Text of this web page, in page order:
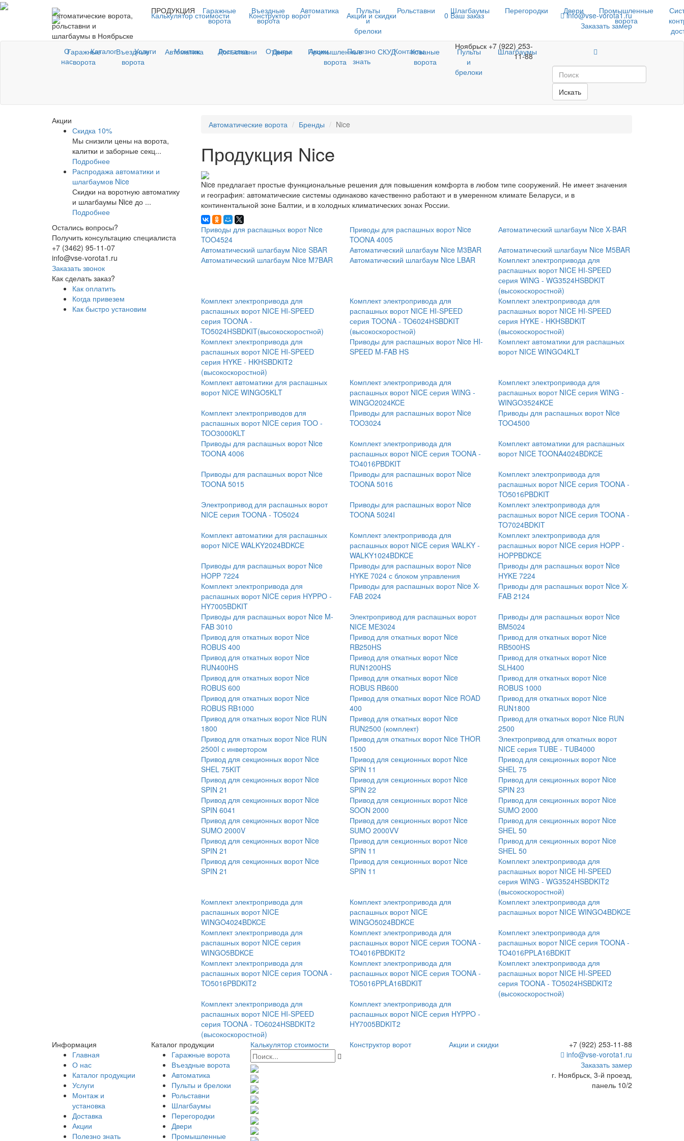
ПРОДУКЦИЯ
Гаражные
ворота
Въездные
ворота
Автоматика
Пульты
и
брелоки
Рольставни Шлагбаумы Перегородки Двери
Промышленные
ворота
О
нас
Каталог Услуги Монтаж Доставка Отзывы Акции
Полезно
знать
Контакты Ноябрьск +7 (922) 253-
11-88
Автоматические ворота,
рольставни и
шлагбаумы в Ноябрьске
Калькулятор стоимости Конструктор ворот Акции и скидки 0 Ваш заказ
info@vse-vorota1.ru
Заказать замер
Гаражные
ворота
Въездные
ворота
Автоматика Рольставни Двери
Промышленные
ворота
СКУД
Кованые
ворота
Пульты
и
брелоки
Шлагбаумы
Искать
Автоматические ворота Бренды Nice
Продукция Nice
Nice предлагает простые функциональные решения для повышения комфорта в любом типе сооружений. Не имеет значения
и география: автоматические системы одинаково качественно работают и в умеренном климате Беларуси, и в
континентальной зоне Балтии, и в холодных климатических зонах России.
Приводы для распашных ворот Nice
TOO4524
Приводы для распашных ворот Nice
TOONA 4005
Автоматический шлагбаум Nice X-BAR
Автоматический шлагбаум Nice SBAR
Автоматический шлагбаум Nice M3BAR
Автоматический шлагбаум Nice M5BAR
Автоматический шлагбаум Nice M7BAR
Автоматический шлагбаум Nice LBAR
Комплект электропривода для
распашных ворот NICE HI-SPEED
серия WING - WG3524HSBDKIT
(высокоскоростной)
Комплект электропривода для
распашных ворот NICE HI-SPEED
серия TOONA -
TO5024HSBDKIT(высокоскоростной)
Комплект электропривода для
распашных ворот NICE HI-SPEED
серия TOONA - TO6024HSBDKIT
(высокоскоростной)
Комплект электропривода для
распашных ворот NICE HI-SPEED
серия HYKE - HKHSBDKIT
(высокоскоростной)
Комплект электропривода для
распашных ворот NICE HI-SPEED
серия HYKE - HKHSBDKIT2
(высокоскоростной)
Приводы для распашных ворот Nice HI-
SPEED M-FAB HS
Комплект автоматики для распашных
ворот NICE WINGO4KLT
Комплект автоматики для распашных
ворот NICE WINGO5KLT
Комплект электропривода для
распашных ворот NICE серия WING -
WINGO2024KCE
Комплект электропривода для
распашных ворот NICE серия WING -
WINGO3524KCE
Комплект электроприводов для
распашных ворот NICE серия TOO -
TOO3000KLT
Приводы для распашных ворот Nice
TOO3024
Приводы для распашных ворот Nice
TOO4500
Приводы для распашных ворот Nice
TOONA 4006
Комплект электропривода для
распашных ворот NICE серия TOONA -
TO4016PBDKIT
Комплект автоматики для распашных
ворот NICE TOONA4024BDKCE
Приводы для распашных ворот Nice
TOONA 5015
Приводы для распашных ворот Nice
TOONA 5016
Комплект электропривода для
распашных ворот NICE серия TOONA -
TO5016PBDKIT
Электропривод для распашных ворот
NICE серия TOONA - TO5024
Приводы для распашных ворот Nice
TOONA 5024I
Комплект электропривода для
распашных ворот NICE серия TOONA -
TO7024BDKIT
Комплект автоматики для распашных
ворот NICE WALKY2024BDKCE
Комплект электропривода для
распашных ворот NICE серия WALKY -
WALKY1024BDKCE
Комплект электропривода для
распашных ворот NICE серия HOPP -
HOPPBDKCE
Приводы для распашных ворот Nice
HOPP 7224
Приводы для распашных ворот Nice
HYKE 7024 с блоком управления
Приводы для распашных ворот Nice
HYKE 7224
Комплект электропривода для
распашных ворот NICE серия HYPPO -
HY7005BDKIT
Приводы для распашных ворот Nice X-
FAB 2024
Приводы для распашных ворот Nice X-
FAB 2124
Приводы для распашных ворот Nice M-
FAB 3010
Электропривод для распашных ворот
NICE ME3024
Приводы для распашных ворот Nice
BM5024
Привод для откатных ворот Nice
ROBUS 400
Привод для откатных ворот Nice
RB250HS
Привод для откатных ворот Nice
RB500HS
Привод для откатных ворот Nice
RUN400HS
Привод для откатных ворот Nice
RUN1200HS
Привод для откатных ворот Nice
SLH400
Привод для откатных ворот Nice
ROBUS 600
Привод для откатных ворот Nice
ROBUS RB600
Привод для откатных ворот Nice
ROBUS 1000
Привод для откатных ворот Nice
ROBUS RB1000
Привод для откатных ворот Nice ROAD
400
Привод для откатных ворот Nice
RUN1800
Привод для откатных ворот Nice RUN
1800
Привод для откатных ворот Nice
RUN2500 (комплект)
Привод для откатных ворот Nice RUN
2500
Привод для откатных ворот Nice RUN
2500I с инвертором
Привод для откатных ворот Nice THOR
1500
Электропривод для откатных ворот
NICE серия TUBE - TUB4000
Привод для секционных ворот Nice
SHEL 75KIT
Привод для секционных ворот Nice
SPIN 11
Привод для секционных ворот Nice
SHEL 75
Привод для секционных ворот Nice
SPIN 21
Привод для секционных ворот Nice
SPIN 22
Привод для секционных ворот Nice
SPIN 23
Привод для секционных ворот Nice
SPIN 6041
Привод для секционных ворот Nice
SOON 2000
Привод для секционных ворот Nice
SUMO 2000
Привод для секционных ворот Nice
SUMO 2000V
Привод для секционных ворот Nice
SUMO 2000VV
Привод для секционных ворот Nice
SHEL 50
Привод для секционных ворот Nice
SPIN 21
Привод для секционных ворот Nice
SPIN 11
Привод для секционных ворот Nice
SHEL 50
Привод для секционных ворот Nice
SPIN 21
Привод для секционных ворот Nice
SPIN 11
Комплект электропривода для
распашных ворот NICE HI-SPEED
серия WING - WG3524HSBDKIT2
(высокоскоростной)
Комплект электропривода для
распашных ворот NICE
WINGO4024BDKCE
Комплект электропривода для
распашных ворот NICE
WINGO5024BDKCE
Комплект электропривода для
распашных ворот NICE WINGO4BDKCE
Комплект электропривода для
распашных ворот NICE серия
WINGO5BDKCE
Комплект электропривода для
распашных ворот NICE серия TOONA -
TO4016PBDKIT2
Комплект электропривода для
распашных ворот NICE серия TOONA -
TO4016PPLA16BDKIT
Комплект электропривода для
распашных ворот NICE серия TOONA -
TO5016PBDKIT2
Комплект электропривода для
распашных ворот NICE серия TOONA -
TO5016PPLA16BDKIT
Комплект электропривода для
распашных ворот NICE HI-SPEED
серия TOONA - TO5024HSBDKIT2
(высокоскоростной)
Комплект электропривода для
распашных ворот NICE HI-SPEED
серия TOONA - TO6024HSBDKIT2
(высокоскоростной)
Комплект электропривода для
распашных ворот NICE серия HYPPO -
HY7005BDKIT2
Акции
Скидка 10%
Мы снизили цены на ворота,
калитки и заборные секц...
Подробнее
Распродажа автоматики и
шлагбаумов Nice
Скидки на воротную автоматику
и шлагбаумы Nice до ...
Подробнее
Остались вопросы?
Получить консультацию специалиста
+7 (3462) 95-11-07
info@vse-vorota1.ru
Заказать звонок
Как сделать заказ?
Как оплатить
Когда привезем
Как быстро установим
Информация
Главная
О нас
Каталог продукции
Услуги
Монтаж и
установка
Доставка
Акции
Полезно знать
Каталог продукции
Гаражные ворота
Въездные ворота
Автоматика
Пульты и брелоки
Рольставни
Шлагбаумы
Перегородки
Двери
Промышленные
Калькулятор стоимости Конструктор ворот Акции и скидки
+7 (922) 253-11-88
info@vse-vorota1.ru
Заказать замер
г. Ноябрьск, 3-й проезд,
панель 10/2